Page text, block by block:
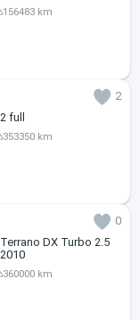
156483 km
2
full
353350 km
0
DX Turbo 2.5
360000 km